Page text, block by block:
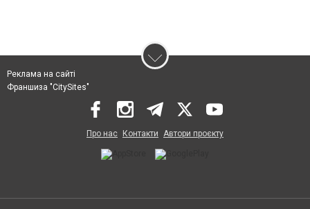
Реклама на сайті
Франшиза "CitySites"
Про нас Контакти Автори проєкту